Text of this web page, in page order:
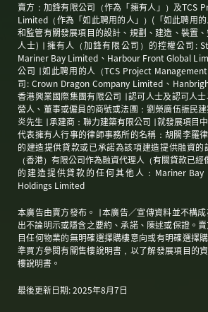
賣方：加鋒有限公司（作為「擁有人」）及TCS
Limited（作為「如此聘用的人」）(「如此聘用
和監管有關發展項目的設計、規劃、建造、裝置
人士) ∣ 擁有人（加鋒有限公司）的控權公司:
Mariner Bay Limited、Harbour Front Global
公司 ∣ 如此聘用的人（TCS Project
司: Crown Dragon Company Limited、
香港興業國際集團有限公司 ∣ 認可人士及認可人
營人、董事或僱員的商號或法團：劉榮廣伍振民
炎先生 ∣ 承建商：聯力建築有限公司 ∣ 就發展項目
代表擁有人行事的律師事務所的名稱：胡關李羅
的建造提供貸款或已承諾為該項建造提供融資
（香港）有限公司作為融資代理人（有關貸款已經
的建造提供貸款的任何其他人：Mariner Bay
Holdings Limited
本廣告由賣方發布。 ∣ 本廣告∕宣傳資料並不構
出不論明示或隱含之要約、承諾、陳述或保證。
目任何物業的無明確選擇購樓意向或有明確選擇
準買方參閱有關售樓說明書，以了解發展項目的
樓說明書。
最後更新日期: 2025年8月7日